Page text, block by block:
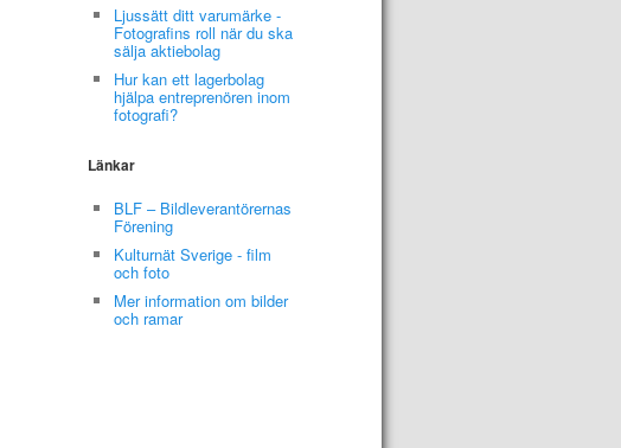
Ljussätt ditt varumärke -
Fotografins roll när du ska
sälja aktiebolag
Hur kan ett lagerbolag
hjälpa entreprenören inom
fotografi?
Länkar
BLF – Bildleverantörernas
Förening
Kulturnät Sverige - film
och foto
Mer information om bilder
och ramar